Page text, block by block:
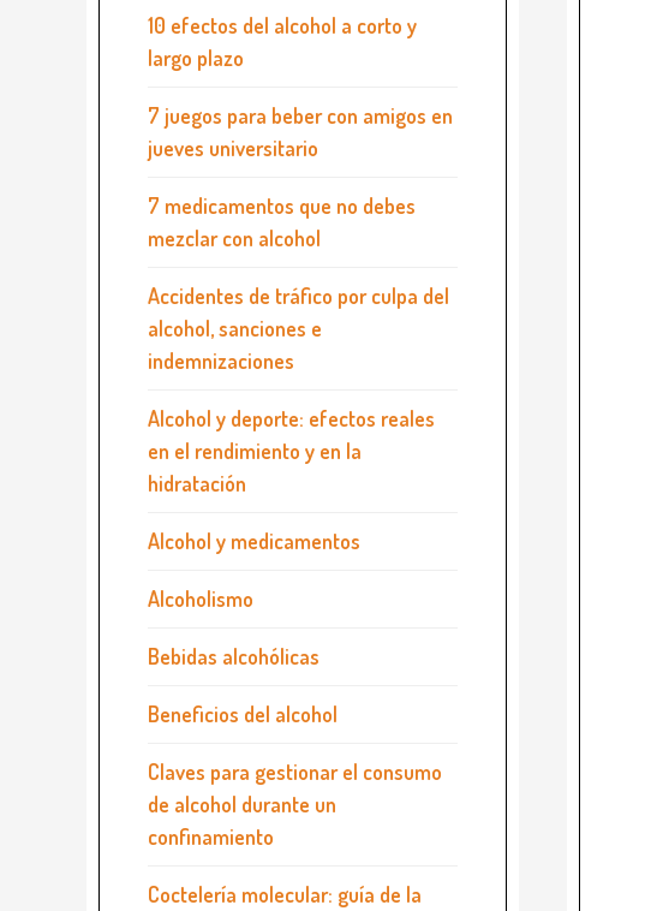
10 efectos del alcohol a corto y
largo plazo
7 juegos para beber con amigos en
jueves universitario
7 medicamentos que no debes
mezclar con alcohol
Accidentes de tráfico por culpa del
alcohol, sanciones e
indemnizaciones
Alcohol y deporte: efectos reales
en el rendimiento y en la
hidratación
Alcohol y medicamentos
Alcoholismo
Bebidas alcohólicas
Beneficios del alcohol
Claves para gestionar el consumo
de alcohol durante un
confinamiento
Coctelería molecular: guía de la